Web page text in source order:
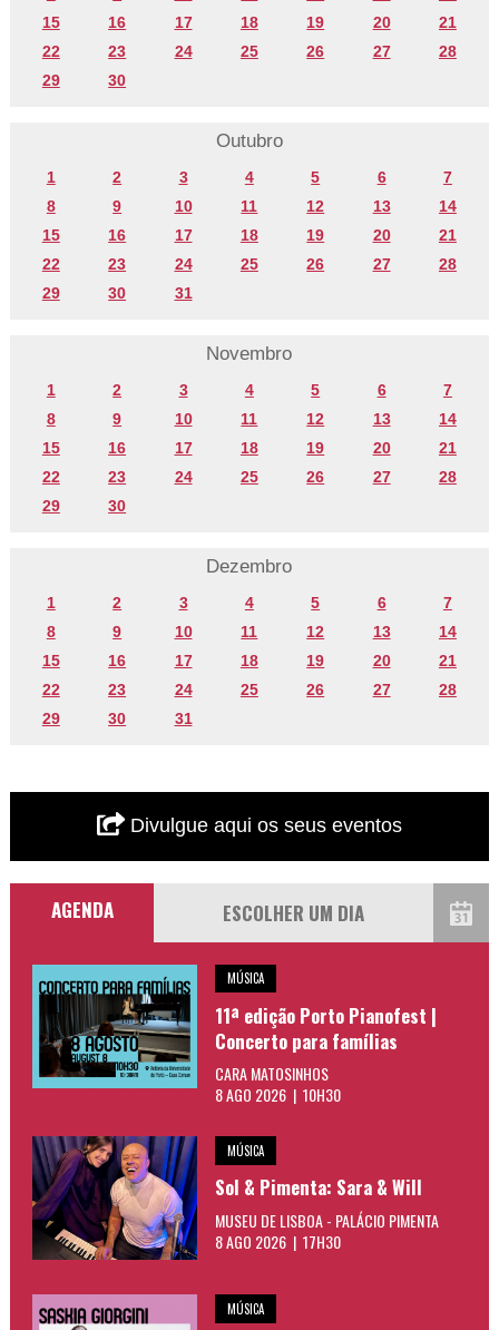
15
16 17 18 19 20
21
22
23 24 25 26 27
28
29
30
Outubro
1 2 3 4 5 6
7
8
9 10 11 12 13
14
15
16 17 18 19 20
21
22
23 24 25 26 27
28
29
30 31
Novembro
1 2 3 4 5 6
7
8
9 10 11 12 13
14
15
16 17 18 19 20
21
22
23 24 25 26 27
28
29
30
Dezembro
1 2 3 4 5 6
7
8
9 10 11 12 13
14
15
16 17 18 19 20
21
22
23 24 25 26 27
28
29
30 31
Divulgue aqui os seus eventos
AGENDA
MÚSICA
11ª edição Porto Pianofest |
Concerto para famílias
CARA MATOSINHOS
8 AGO 2026 | 10H30
MÚSICA
Sol & Pimenta: Sara & Will
MUSEU DE LISBOA - PALÁCIO PIMENTA
8 AGO 2026 | 17H30
MÚSICA